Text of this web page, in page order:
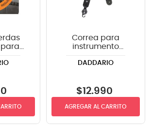
.046
Correa para
instrumento
color negro
DADDARIO
$12.990
AGREGAR AL CARRITO